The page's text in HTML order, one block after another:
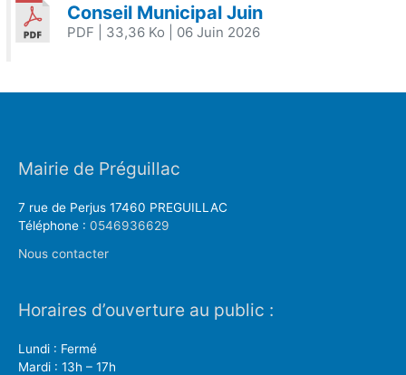
Conseil Municipal Juin
PDF | 33,36 Ko | 06 Juin 2026
Mairie de Préguillac
7 rue de Perjus 17460 PREGUILLAC
Téléphone : 0546936629
Nous contacter
Horaires d’ouverture au public :
Lundi : Fermé
Mardi : 13h – 17h